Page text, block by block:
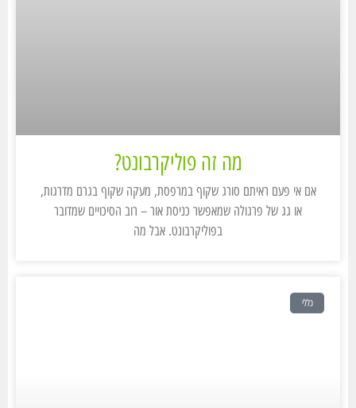
מה זה פוליקרבונט?
אם אי פעם ראיתם סורג שקוף במרפסת, מעקה שקוף בגרם מדרגות,
או גג של פרגולה שמאפשר כניסת אור – רוב הסיכויים שמדובר
בפוליקרבונט. אבל מה
כללי